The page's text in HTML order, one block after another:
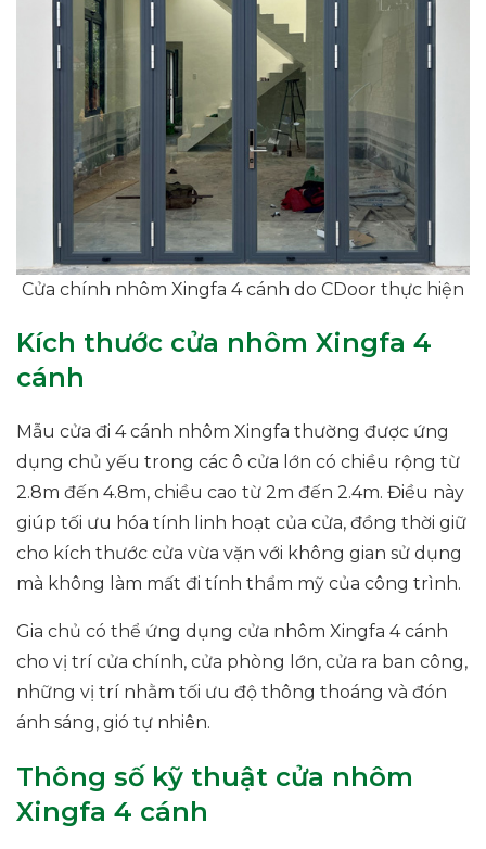
Cửa chính nhôm Xingfa 4 cánh do CDoor thực hiện
Kích thước cửa nhôm Xingfa 4
cánh
Mẫu cửa đi 4 cánh nhôm Xingfa thường được ứng
dụng chủ yếu trong các ô cửa lớn có chiều rộng từ
2.8m đến 4.8m, chiều cao từ 2m đến 2.4m. Điều này
giúp tối ưu hóa tính linh hoạt của cửa, đồng thời giữ
cho kích thước cửa vừa vặn với không gian sử dụng
mà không làm mất đi tính thẩm mỹ của công trình.
Gia chủ có thể ứng dụng cửa nhôm Xingfa 4 cánh
cho vị trí cửa chính, cửa phòng lớn, cửa ra ban công,
những vị trí nhằm tối ưu độ thông thoáng và đón
ánh sáng, gió tự nhiên.
Thông số kỹ thuật cửa nhôm
Xingfa 4 cánh